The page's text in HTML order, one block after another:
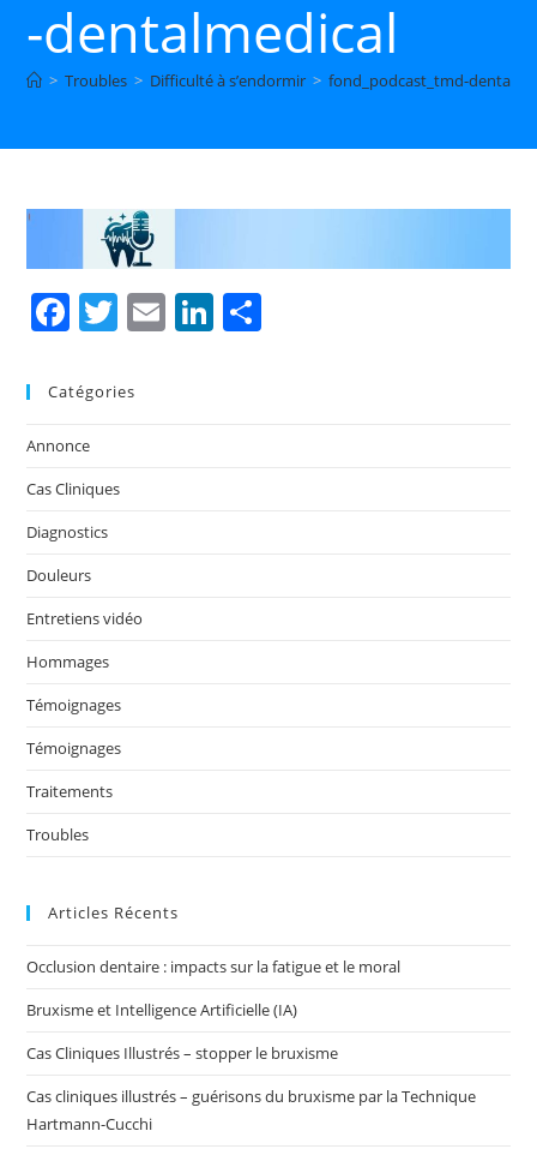
-dentalmedical
> Troubles > Difficulté à s’endormir > fond_podcast_tmd-
F
c
b
o
o
k
T
itt
E Li
Catégories
Annonce
Cas Cliniques
Diagnostics
Douleurs
Entretiens vidéo
Hommages
Témoignages
Témoignages
Traitements
Troubles
Articles Récents
Occlusion dentaire : impacts sur la fatigue et le moral
Bruxisme et Intelligence Artificielle (IA)
Cas Cliniques Illustrés – stopper le bruxisme
Cas cliniques illustrés – guérisons du bruxisme par la Technique
Hartmann-Cucchi